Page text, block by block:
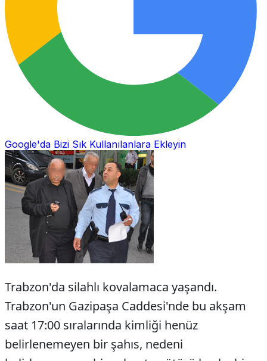
Google'da Bizi Sık Kullanılanlara Ekleyin
Trabzon'da silahlı kovalamaca yaşandı.
Trabzon'un Gazipaşa Caddesi'nde bu akşam
saat 17:00 sıralarında kimliği henüz
belirlenemeyen bir şahıs, nedeni